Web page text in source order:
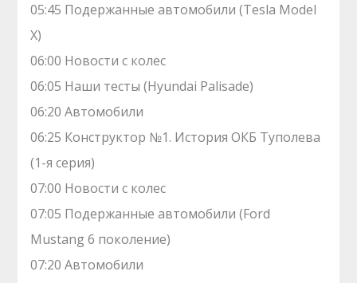
05:45 Подержанные автомобили (Tesla Model
X)
06:00 Новости с колес
06:05 Наши тесты (Hyundai Palisade)
06:20 Автомобили
06:25 Конструктор №1. История ОКБ Туполева
(1-я серия)
07:00 Новости с колес
07:05 Подержанные автомобили (Ford
Mustang 6 поколение)
07:20 Автомобили